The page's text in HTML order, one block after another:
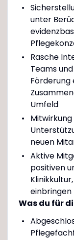
unter
Rasche
Teams
Förderung
Umfeld
neuen
Aktive
positiven
einbringen
Was du für